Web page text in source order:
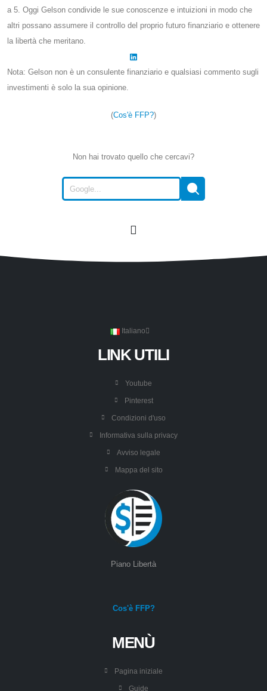
a 5. Oggi Gelson condivide le sue conoscenze e intuizioni in modo che
altri possano assumere il controllo del proprio futuro finanziario e ottenere
la libertà che meritano.
Nota: Gelson non è un consulente finanziario e qualsiasi commento sugli
investimenti è solo la sua opinione.
(Cos'è FFP?)
Non hai trovato quello che cercavi?
Italiano
LINK UTILI
Youtube
Pinterest
Condizioni d'uso
Informativa sulla privacy
Avviso legale
Mappa del sito
Piano Libertà
Cos'è FFP?
MENÙ
Pagina iniziale
Guide